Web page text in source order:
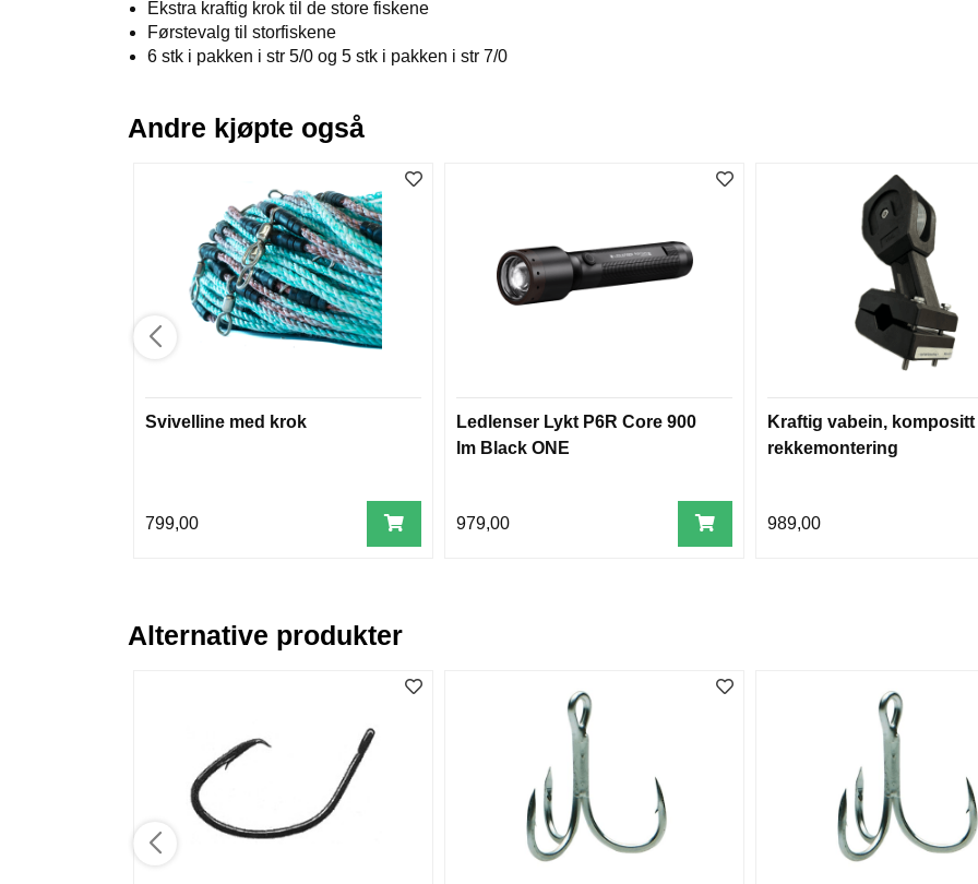
Ekstra kraftig krok til de store fiskene
Førstevalg til storfiskene
6 stk i pakken i str 5/0 og 5 stk i pakken i str 7/0
Andre kjøpte også
Svivelline med krok
799,00
Ledlenser Lykt P6R Core 900
lm Black ONE
979,00
Kraftig vabein, kompositt
rekkemontering
989,00
Alternative produkter